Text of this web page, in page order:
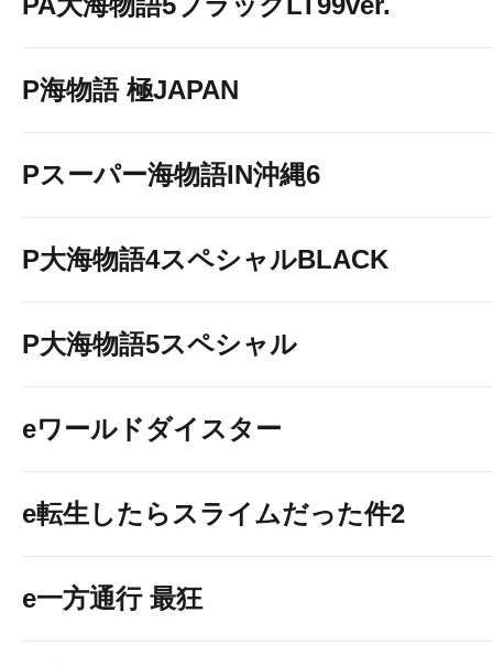
P海物語 極JAPAN
Pスーパー海物語IN沖縄6
P大海物語4スペシャルBLACK
P大海物語5スペシャル
eワールドダイスター
e転生したらスライムだった件2
e一方通行 最狂